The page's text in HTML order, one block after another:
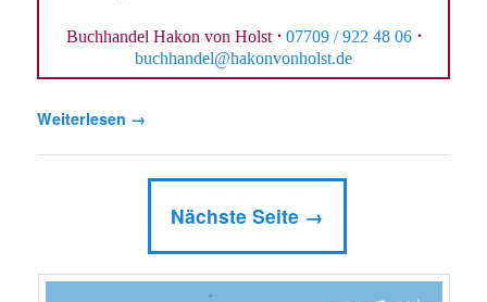
Buchhandel Hakon von Holst · 07709 / 922 48 06 ·
buchhandel@hakonvonholst.de
Weiterlesen →
Nächste Seite →